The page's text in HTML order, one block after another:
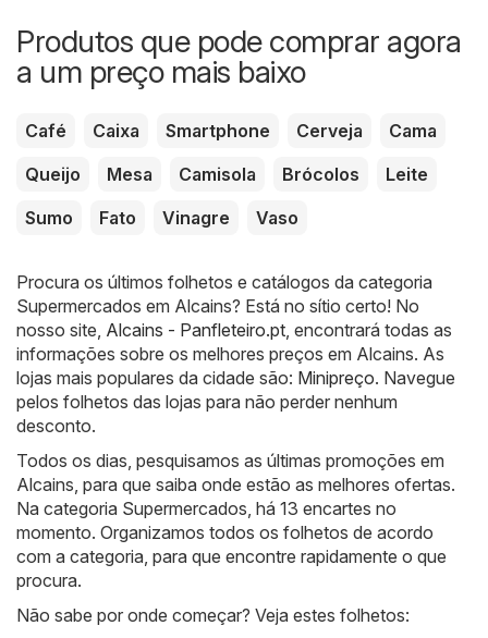
Produtos que pode comprar agora
a um preço mais baixo
Café Caixa Smartphone Cerveja
Cama
Queijo
Mesa Camisola Brócolos
Leite
Sumo
Fato Vinagre Vaso
Procura os últimos folhetos e catálogos da categoria
Supermercados em Alcains? Está no sítio certo! No
nosso site, Alcains - Panfleteiro.pt, encontrará todas as
informações sobre os melhores preços em Alcains. As
lojas mais populares da cidade são: Minipreço. Navegue
pelos folhetos das lojas para não perder nenhum
desconto.
Todos os dias, pesquisamos as últimas promoções em
Alcains, para que saiba onde estão as melhores ofertas.
Na categoria Supermercados, há 13 encartes no
momento. Organizamos todos os folhetos de acordo
com a categoria, para que encontre rapidamente o que
procura.
Não sabe por onde começar? Veja estes folhetos: